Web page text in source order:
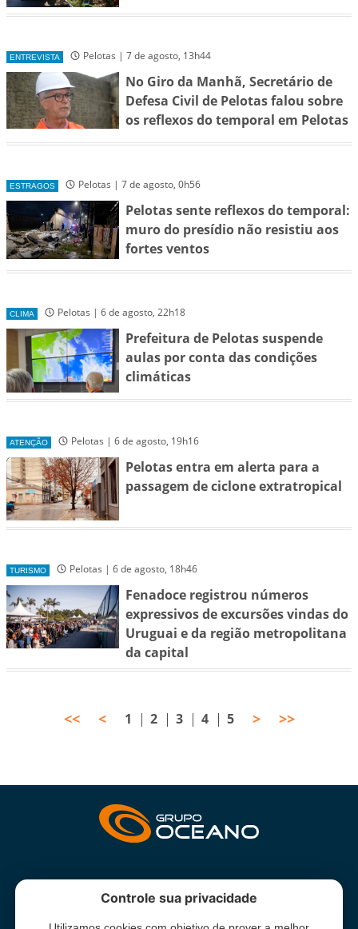
ENTREVISTA Pelotas | 7 de agosto, 13h44
No Giro da Manhã, Secretário de
Defesa Civil de Pelotas falou sobre
os reflexos do temporal em Pelotas
ESTRAGOS Pelotas | 7 de agosto, 0h56
Pelotas sente reflexos do temporal:
muro do presídio não resistiu aos
fortes ventos
CLIMA Pelotas | 6 de agosto, 22h18
Prefeitura de Pelotas suspende
aulas por conta das condições
climáticas
ATENÇÃO Pelotas | 6 de agosto, 19h16
Pelotas entra em alerta para a
passagem de ciclone extratropical
TURISMO Pelotas | 6 de agosto, 18h46
Fenadoce registrou números
expressivos de excursões vindas do
Uruguai e da região metropolitana
da capital
<< < 1 2 3 4 5 > >>
INSTITUCIONAL
Controle sua privacidade